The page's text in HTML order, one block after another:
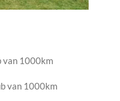
van 1000km
van 1000km